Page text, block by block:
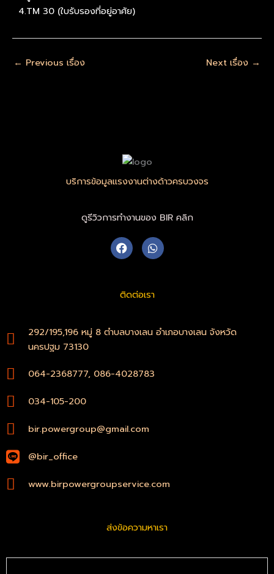
4.TM 30 (ใบรับรองที่อยู่อาศัย)
← Previous เรื่อง Next เรื่อง →
บริการข้อมูลแรงงานต่างด้าวครบวงจร
ดูรีวิวการทำงานของ BIR คลิก
F
a
c
o
-
W
h
a
a
ติดต่อเรา
292/195,196 หมู่ 8 ตำบลบางเลน อำเภอบางเลน จังหวัด
นครปฐม 73130
064-2368777, 086-4028783
034-105-200
bir.powergroup@gmail.com
@bir_office
www.birpowergroupservice.com
ส่งข้อความหาเรา